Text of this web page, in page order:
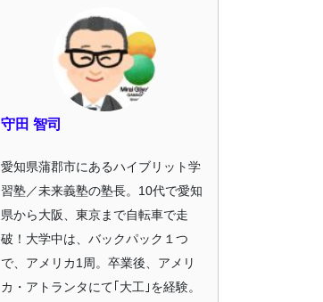
守田 智司
愛知県蒲郡市にあるハイブリット学
習塾／未来義塾の塾長。10代で愛知
県から大阪、東京まで自転車で走
破！大学中は、バックパック１つ
で、アメリカ1周。卒業後、アメリ
カ・アトランタにて｢大工｣を経験。